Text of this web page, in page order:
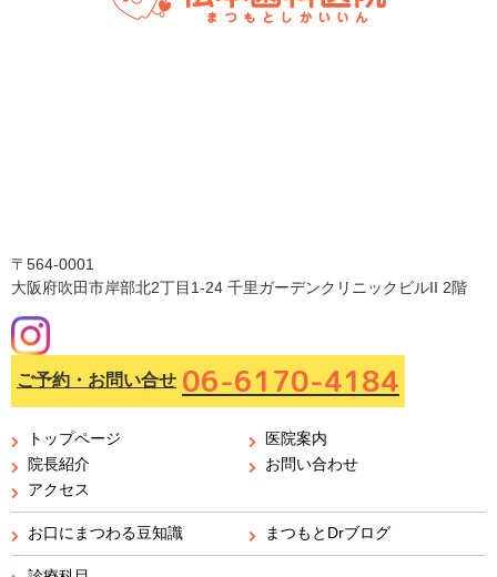
〒564-0001
大阪府吹田市岸部北2丁目1-24 千里ガーデンクリニックビルII 2階
ご予約・お問い合せ 06-6170-4184
トップページ
医院案内
院長紹介
お問い合わせ
アクセス
お口にまつわる豆知識 まつもとDrブログ